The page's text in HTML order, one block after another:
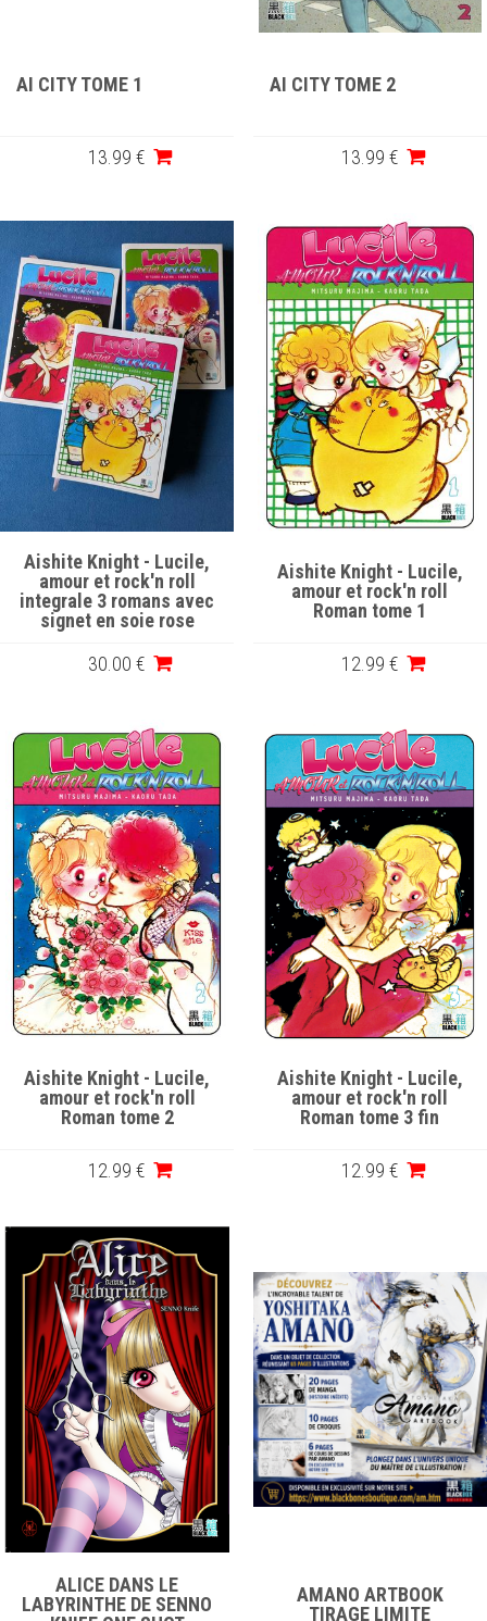
AI CITY TOME 1
13 .99 €
AI CITY TOME 2
13 .99 €
Aishite Knight - Lucile,
amour et rock'n roll
integrale 3 romans avec
signet en soie rose
30 .00 €
Aishite Knight - Lucile,
amour et rock'n roll
Roman tome 1
12 .99 €
Aishite Knight - Lucile,
amour et rock'n roll
Roman tome 2
12 .99 €
Aishite Knight - Lucile,
amour et rock'n roll
Roman tome 3 fin
12 .99 €
ALICE DANS LE
LABYRINTHE DE SENNO
AMANO ARTBOOK
TIRAGE LIMITE